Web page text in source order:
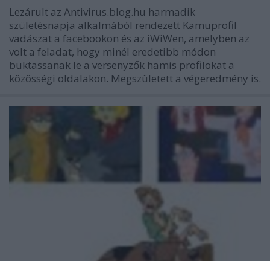
Lezárult az Antivirus.blog.hu harmadik
születésnapja alkalmából rendezett Kamuprofil
vadászat a facebookon és az iWiWen, amelyben az
volt a feladat, hogy minél eredetibb módon
buktassanak le a versenyzők hamis profilokat a
közösségi oldalakon. Megszületett a végeredmény is.